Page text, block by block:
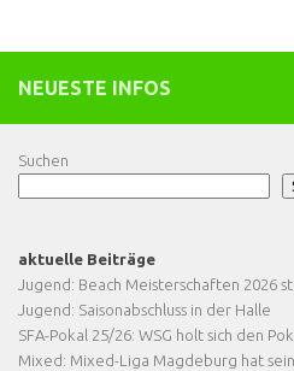
NEUESTE INFOS
Suchen
aktuelle Beiträge
Jugend: Beach Meisterschaften 2026
Jugend: Saisonabschluss in der Halle
SFA-Pokal 25/26: WSG holt sich den
Mixed: Mixed-Liga Magdeburg hat